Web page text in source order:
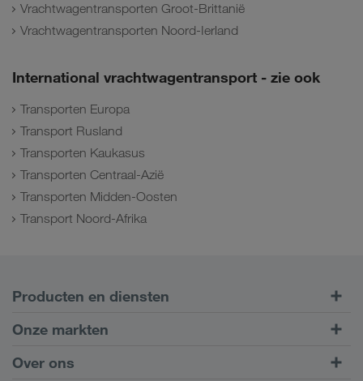
Vrachtwagentransporten Groot-Brittanië
Vrachtwagentransporten Noord-Ierland
International vrachtwagentransport - zie ook
Transporten Europa
Transport Rusland
Transporten Kaukasus
Transporten Centraal-Azië
Transporten Midden-Oosten
Transport Noord-Afrika
Producten en diensten
Transport over de weg
Klantenportaal CONNECT
Onze markten
Europa
Over ons